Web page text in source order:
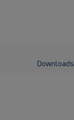
Downloads